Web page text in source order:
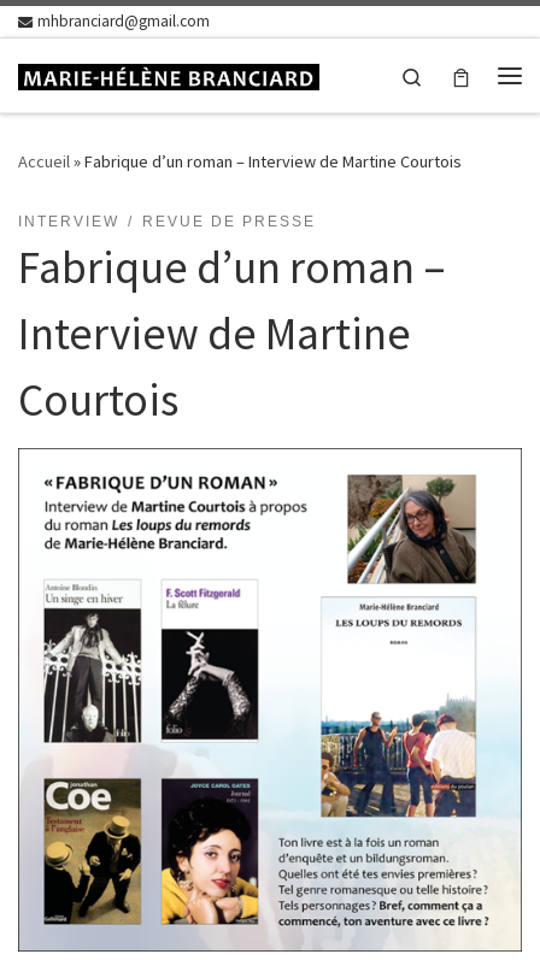
Skip to content
mhbranciard@gmail.com
Search
Accueil»Fabrique d’un roman – Interview de Martine Courtois
INTERVIEW REVUE DE PRESSE
Fabrique d’un roman –
Interview de Martine
Courtois